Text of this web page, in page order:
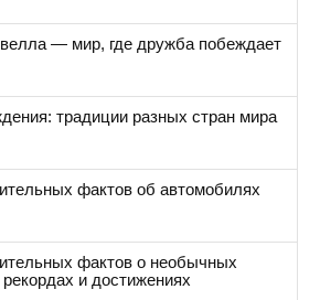
— мир, где дружба побеждает
традиции разных стран мира
фактов об автомобилях
фактов о необычных
и достижениях